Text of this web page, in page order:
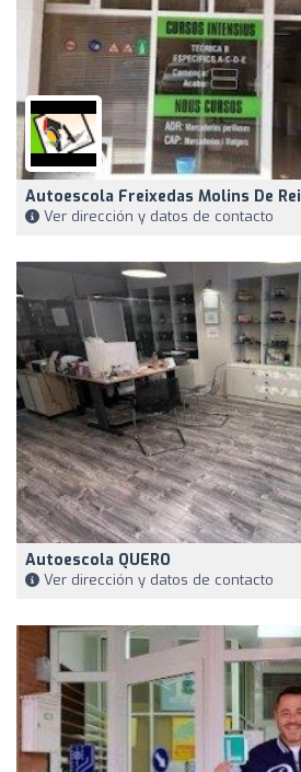
Autoescola Freixedas Molins De Rei
Ver dirección y datos de contacto
Autoescola QUERO
Ver dirección y datos de contacto